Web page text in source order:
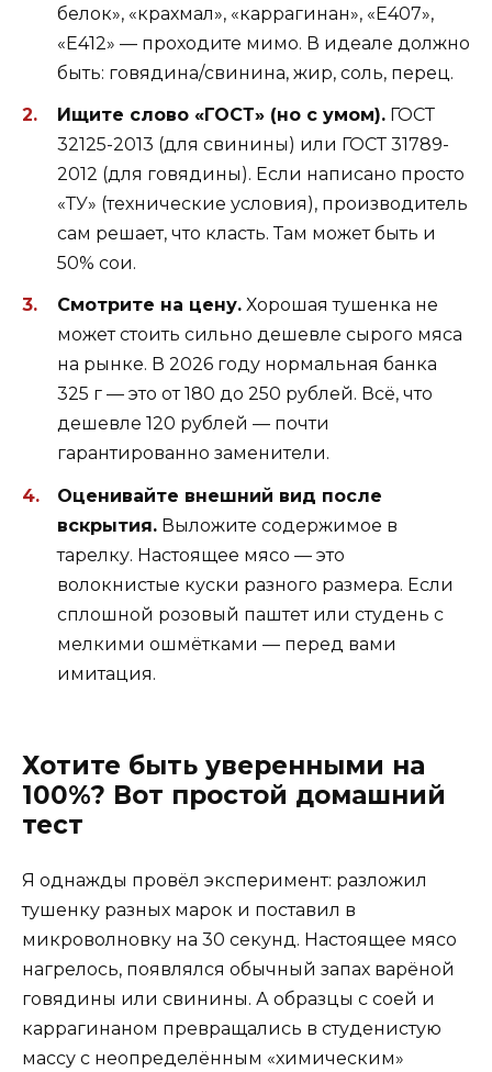
белок», «крахмал», «каррагинан», «Е407»,
«Е412» — проходите мимо. В идеале должно
быть: говядина/свинина, жир, соль, перец.
Ищите слово «ГОСТ» (но с умом). ГОСТ
32125-2013 (для свинины) или ГОСТ 31789-
2012 (для говядины). Если написано просто
«ТУ» (технические условия), производитель
сам решает, что класть. Там может быть и
50% сои.
Смотрите на цену. Хорошая тушенка не
может стоить сильно дешевле сырого мяса
на рынке. В 2026 году нормальная банка
325 г — это от 180 до 250 рублей. Всё, что
дешевле 120 рублей — почти
гарантированно заменители.
Оценивайте внешний вид после
вскрытия. Выложите содержимое в
тарелку. Настоящее мясо — это
волокнистые куски разного размера. Если
сплошной розовый паштет или студень с
мелкими ошмётками — перед вами
имитация.
Хотите быть уверенными на
100%? Вот простой домашний
тест
Я однажды провёл эксперимент: разложил
тушенку разных марок и поставил в
микроволновку на 30 секунд. Настоящее мясо
нагрелось, появлялся обычный запах варёной
говядины или свинины. А образцы с соей и
каррагинаном превращались в студенистую
массу с неопределённым «химическим»